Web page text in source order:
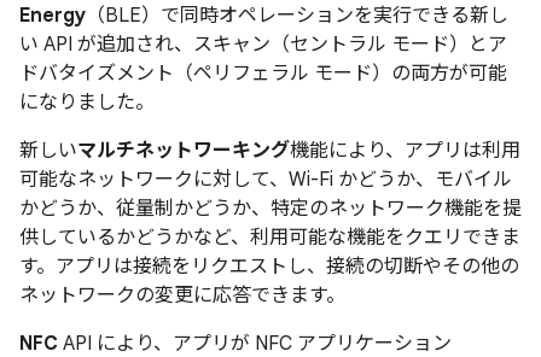
Energy （BLE）で同時オペレーションを実行できる新し
い API が追加され、スキャン（セントラル モード）とア
ドバタイズメント（ペリフェラル モード）の両方が可能
になりました。
新しいマルチネットワーキング機能により、アプリは利用
可能なネットワークに対して、Wi-Fi かどうか、モバイル
かどうか、従量制かどうか、特定のネットワーク機能を提
供しているかどうかなど、利用可能な機能をクエリできま
す。アプリは接続をリクエストし、接続の切断やその他の
ネットワークの変更に応答できます。
NFC API により、アプリが NFC アプリケーション